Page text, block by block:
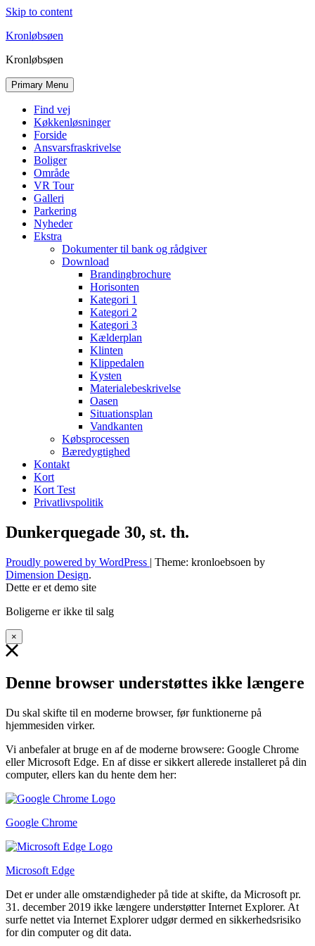
Skip to content
Kronløbsøen
Kronløbsøen
Primary Menu
Find vej
Køkkenløsninger
Forside
Ansvarsfraskrivelse
Boliger
Område
VR Tour
Galleri
Parkering
Nyheder
Ekstra
Dokumenter til bank og rådgiver
Download
Brandingbrochure
Horisonten
Kategori 1
Kategori 2
Kategori 3
Kælderplan
Klinten
Klippedalen
Kysten
Materialebeskrivelse
Oasen
Situationsplan
Vandkanten
Købsprocessen
Bæredygtighed
Kontakt
Kort
Kort Test
Privatlivspolitik
Dunkerquegade 30, st. th.
Proudly powered by WordPress | Theme: kronloebsoen by
Dimension Design.
Dette er et demo site
Boligerne er ikke til salg
×
Denne browser understøttes ikke længere
Du skal skifte til en moderne browser, før funktionerne på
hjemmesiden virker.
Vi anbefaler at bruge en af de moderne browsere: Google Chrome
eller Microsoft Edge. En af disse er sikkert allerede installeret på din
computer, ellers kan du hente dem her:
Google Chrome
Microsoft Edge
Det er under alle omstændigheder på tide at skifte, da Microsoft pr.
31. december 2019 ikke længere understøtter Internet Explorer. At
surfe nettet via Internet Explorer udgør dermed en sikkerhedsrisiko
for din computer og dit data.